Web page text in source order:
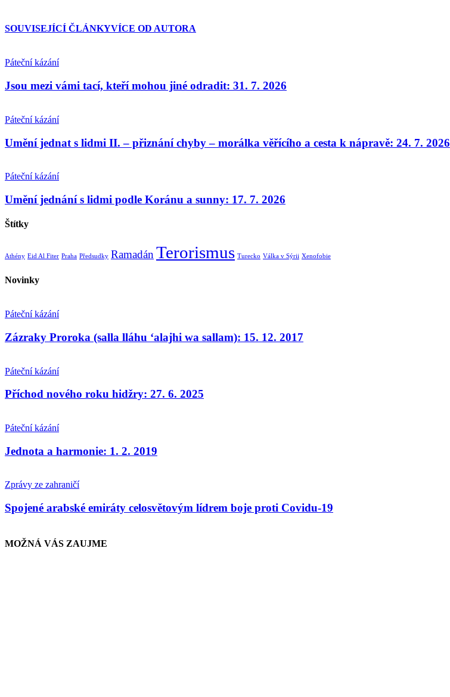
SOUVISEJÍCÍ ČLÁNKYVÍCE OD AUTORA
Páteční kázání
Jsou mezi vámi tací, kteří mohou jiné odradit: 31. 7. 2026
Páteční kázání
Umění jednat s lidmi II. – přiznání chyby – morálka věřícího a cesta k nápravě: 24. 7. 2026
Páteční kázání
Umění jednání s lidmi podle Koránu a sunny: 17. 7. 2026
Štítky
Athény Eid Al Fiter Praha Předsudky Ramadán Terorismus Turecko Válka v Sýrii Xenofobie
Novinky
Páteční kázání
Zázraky Proroka (salla lláhu ʻalajhi wa sallam): 15. 12. 2017
Páteční kázání
Příchod nového roku hidžry: 27. 6. 2025
Páteční kázání
Jednota a harmonie: 1. 2. 2019
Zprávy ze zahraničí
Spojené arabské emiráty celosvětovým lídrem boje proti Covidu-19
MOŽNÁ VÁS ZAUJME